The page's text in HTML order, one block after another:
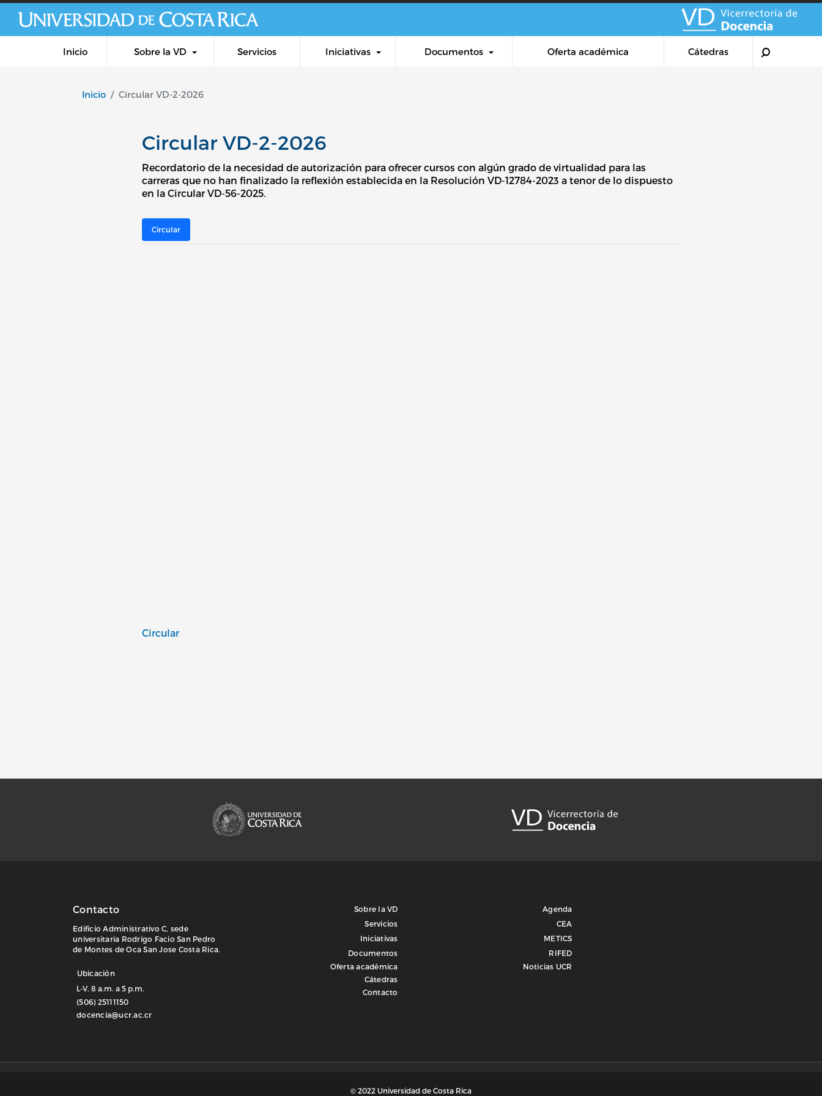
Inicio Sobre la VD Servicios Iniciativas Documentos Oferta académica Cátedras
Inicio Circular VD-2-2026
Circular VD-2-2026
Recordatorio de la necesidad de autorización para ofrecer cursos con algún grado de virtualidad para las
carreras que no han finalizado la reflexión establecida en la Resolución VD-12784-2023 a tenor de lo dispuesto
en la Circular VD-56-2025.
Circular
Circular
Contacto
Edificio Administrativo C, sede
universitaria Rodrigo Facio San Pedro
de Montes de Oca San Jose Costa Rica.
Ubicación
L-V, 8 a.m. a 5 p.m.
(506) 25111150
docencia@ucr.ac.cr
Sobre la VD
Servicios
Iniciativas
Documentos
Oferta académica
Cátedras
Contacto
Agenda
CEA
METICS
RIFED
Noticias UCR
© 2022 Universidad de Costa Rica